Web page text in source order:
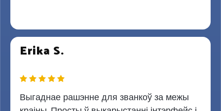
Erika S.
Выгаднае рашэнне для званкоў за межы